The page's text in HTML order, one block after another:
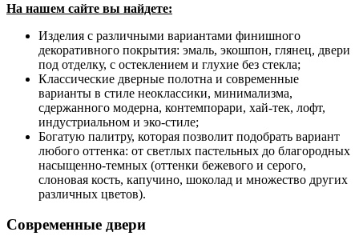
На нашем сайте вы найдете:
Изделия с различными вариантами финишного
декоративного покрытия: эмаль, экошпон, глянец, двери
под отделку, с остеклением и глухие без стекла;
Классические дверные полотна и современные
варианты в стиле неоклассики, минимализма,
сдержанного модерна, контемпорари, хай-тек, лофт,
индустриальном и эко-стиле;
Богатую палитру, которая позволит подобрать вариант
любого оттенка: от светлых пастельных до благородных
насыщенно-темных (оттенки бежевого и серого,
слоновая кость, капучино, шоколад и множество других
различных цветов).
Современные двери